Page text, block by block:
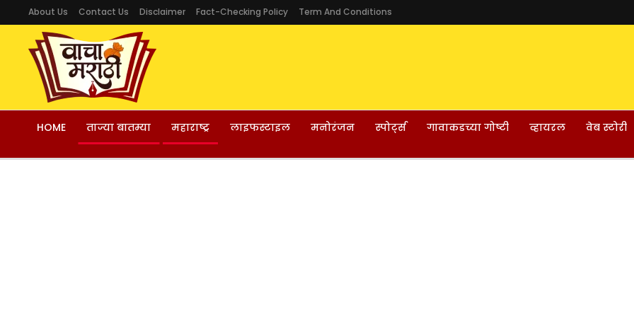
About Us Contact Us Disclaimer Fact-Checking Policy Term And Conditions
HOME ताज्या बातम्या महाराष्ट्र लाइफस्टाइल मनोरंजन स्पोर्ट्स गावाकडच्या गोष्टी व्हायरल वेब स्टोरी